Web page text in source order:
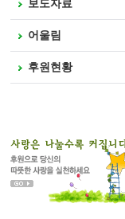
보도자료
어울림
후원현황